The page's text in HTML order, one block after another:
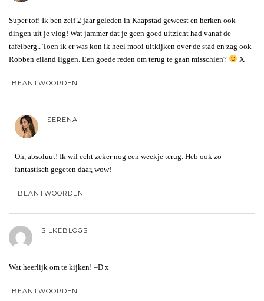
Super tof! Ik ben zelf 2 jaar geleden in Kaapstad geweest en herken ook
dingen uit je vlog! Wat jammer dat je geen goed uitzicht had vanaf de
tafelberg.. Toen ik er was kon ik heel mooi uitkijken over de stad en zag ook
Robben eiland liggen. Een goede reden om terug te gaan misschien?
X
BEANTWOORDEN
SERENA
Oh, absoluut! Ik wil echt zeker nog een weekje terug. Heb ook zo
fantastisch gegeten daar, wow!
BEANTWOORDEN
SILKEBLOGS
Wat heerlijk om te kijken! =D x
BEANTWOORDEN